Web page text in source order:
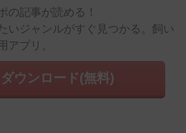
の記事が読める！
いジャンルがすぐ見つかる。飼い
アプリ。
ウンロード(無料)